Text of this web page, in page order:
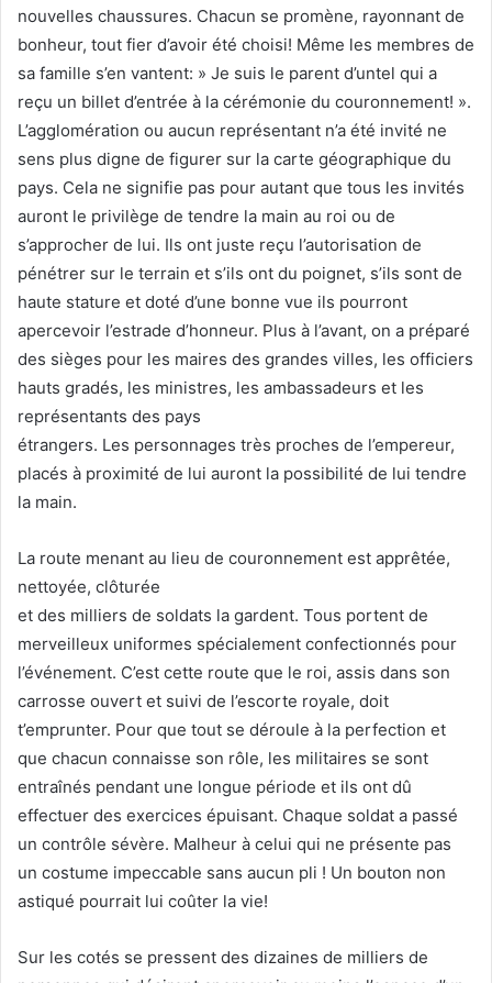
nouvelles chaussures. Chacun se promène, rayonnant de
bonheur, tout fier d’avoir été choisi! Même les membres de
sa famille s’en vantent: » Je suis le parent d’untel qui a
reçu un billet d’entrée à la cérémonie du couronnement! ».
L’agglomération ou aucun représentant n’a été invité ne
sens plus digne de figurer sur la carte géographique du
pays. Cela ne signifie pas pour autant que tous les invités
auront le privilège de tendre la main au roi ou de
s’approcher de lui. Ils ont juste reçu l’autorisation de
pénétrer sur le terrain et s’ils ont du poignet, s’ils sont de
haute stature et doté d’une bonne vue ils pourront
apercevoir l’estrade d’honneur. Plus à l’avant, on a préparé
des sièges pour les maires des grandes villes, les officiers
hauts gradés, les ministres, les ambassadeurs et les
représentants des pays
étrangers. Les personnages très proches de l’empereur,
placés à proximité de lui auront la possibilité de lui tendre
la main.
La route menant au lieu de couronnement est apprêtée,
nettoyée, clôturée
et des milliers de soldats la gardent. Tous portent de
merveilleux uniformes spécialement confectionnés pour
l’événement. C’est cette route que le roi, assis dans son
carrosse ouvert et suivi de l’escorte royale, doit
t’emprunter. Pour que tout se déroule à la perfection et
que chacun connaisse son rôle, les militaires se sont
entraînés pendant une longue période et ils ont dû
effectuer des exercices épuisant. Chaque soldat a passé
un contrôle sévère. Malheur à celui qui ne présente pas
un costume impeccable sans aucun pli ! Un bouton non
astiqué pourrait lui coûter la vie!
Sur les cotés se pressent des dizaines de milliers de